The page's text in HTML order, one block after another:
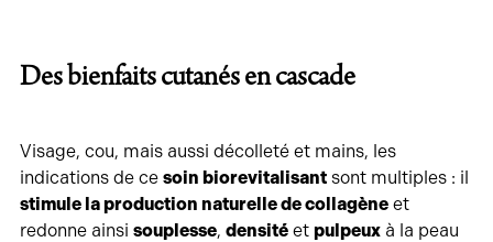
Des bienfaits cutanés en cascade
Visage, cou, mais aussi décolleté et mains, les
indications de ce soin biorevitalisantsont multiples : il
stimule la production naturelle de collagèneet
redonne ainsi souplesse, densitéet pulpeuxà la peau